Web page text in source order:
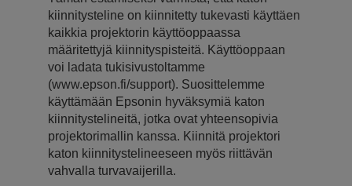
kiinnitysteline on kiinnitetty tukevasti käyttäen
kaikkia projektorin käyttöoppaassa
määritettyjä kiinnityspisteitä. Käyttöoppaan
voi ladata tukisivustoltamme
(www.epson.fi/support). Suosittelemme
käyttämään Epsonin hyväksymiä katon
kiinnitystelineitä, jotka ovat yhteensopivia
projektorimallin kanssa. Kiinnitä projektori
katon kiinnitystelineeseen myös riittävän
vahvalla turvavaijerilla.